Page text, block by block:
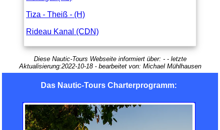
Tiza - Theiß - (H)
Rideau Kanal (CDN)
Diese Nautic-Tours Webseite informiert über: -- letzte
Aktualisierung:2022-10-18- bearbeitet von: Michael Mühlhausen
Das Nautic-Tours Charterprogramm: